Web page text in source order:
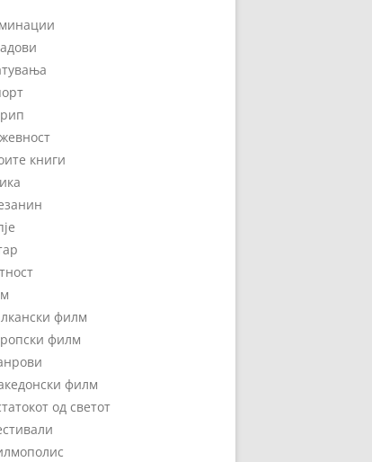
книги
филм
филм
филм
од светот